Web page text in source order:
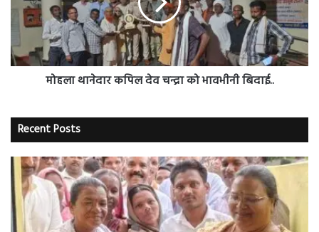
चन्द्रा
को
भावभीनी
बिदाई..
मोहला थानेदार कपिल देव चन्द्रा को भावभीनी बिदाई..
Recent Posts